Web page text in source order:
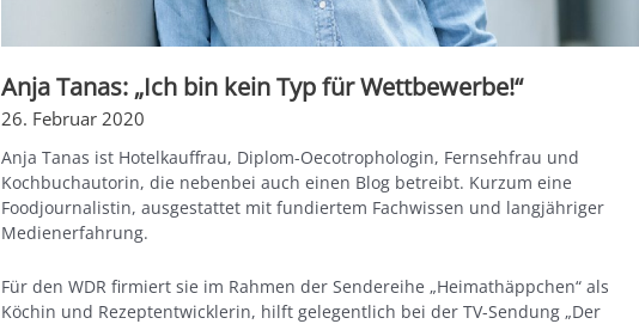
Anja Tanas: „Ich bin kein Typ für Wettbewerbe!“
26. Februar 2020
Anja Tanas ist Hotelkauffrau, Diplom-Oecotrophologin, Fernsehfrau und
Kochbuchautorin, die nebenbei auch einen Blog betreibt. Kurzum eine
Foodjournalistin, ausgestattet mit fundiertem Fachwissen und langjähriger
Medienerfahrung.
Für den WDR firmiert sie im Rahmen der Sendereihe „Heimathäppchen“ als
Köchin und Rezeptentwicklerin, hilft gelegentlich bei der TV-Sendung „Der